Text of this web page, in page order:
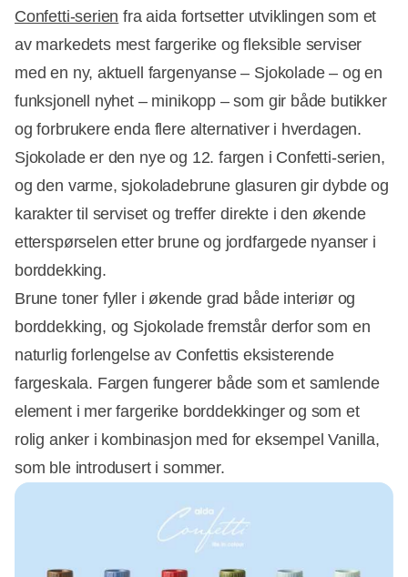
Confetti-serien fra aida fortsetter utviklingen som et
av markedets mest fargerike og fleksible serviser
med en ny, aktuell fargenyanse – Sjokolade – og en
funksjonell nyhet – minikopp – som gir både butikker
og forbrukere enda flere alternativer i hverdagen.
Sjokolade er den nye og 12. fargen i Confetti-serien,
og den varme, sjokoladebrune glasuren gir dybde og
karakter til serviset og treffer direkte i den økende
etterspørselen etter brune og jordfargede nyanser i
borddekking.
Brune toner fyller i økende grad både interiør og
borddekking, og Sjokolade fremstår derfor som en
naturlig forlengelse av Confettis eksisterende
fargeskala. Fargen fungerer både som et samlende
element i mer fargerike borddekkinger og som et
rolig anker i kombinasjon med for eksempel Vanilla,
som ble introdusert i sommer.